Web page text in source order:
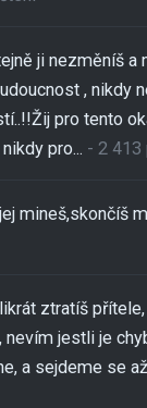
ji nezměníš a
, nikdy
pro tento
pro... - 2 413
mineš,skončíš
ztratíš
jestli je
a sejdeme se